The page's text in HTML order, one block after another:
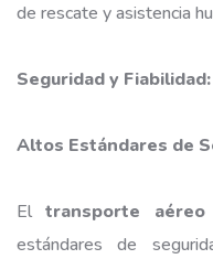
de rescate y asistencia
Seguridad y
Altos Estándares de
Eltransporte aéreo
estándares de